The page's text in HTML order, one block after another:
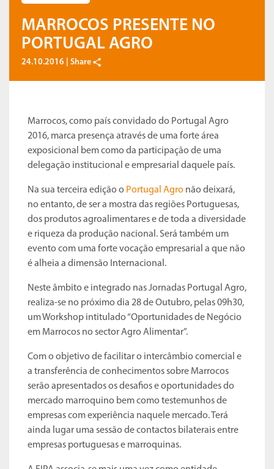
MARROCOS PRESENTE NO
PORTUGAL AGRO
24.10.2016 | Share
Marrocos, como país convidado do Portugal Agro
2016, marca presença através de uma forte área
exposicional bem como da participação de uma
delegação institucional e empresarial daquele país.
Na sua terceira edição o Portugal Agro não deixará,
no entanto, de ser a mostra das regiões Portuguesas,
dos produtos agroalimentares e de toda a diversidade
e riqueza da produção nacional. Será também um
evento com uma forte vocação empresarial a que não
é alheia a dimensão Internacional.
Neste âmbito e integrado nas Jornadas Portugal Agro,
realiza-se no próximo dia 28 de Outubro, pelas 09h30,
um Workshop intitulado “Oportunidades de Negócio
em Marrocos no sector Agro Alimentar”.
Com o objetivo de facilitar o intercâmbio comercial e
a transferência de conhecimentos sobre Marrocos
serão apresentados os desafios e oportunidades do
mercado marroquino bem como testemunhos de
empresas com experiência naquele mercado. Terá
ainda lugar uma sessão de contactos bilaterais entre
empresas portuguesas e marroquinas.